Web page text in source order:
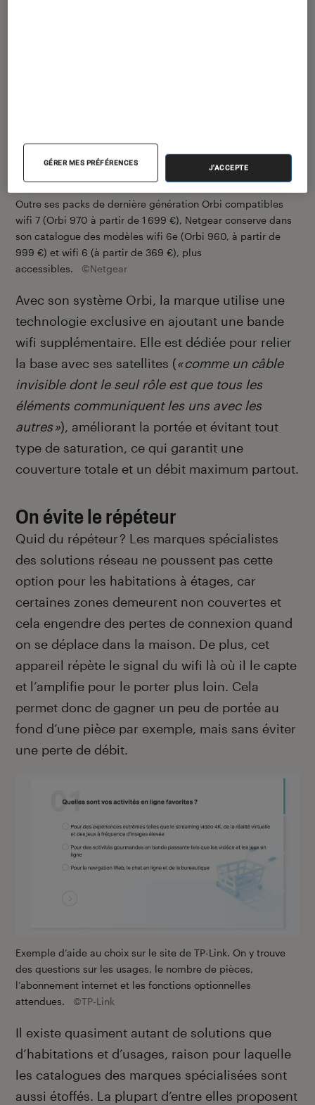
Outre ses packs de dernière génération Orbi compatibles
wifi 7 (Orbi 970 à partir de 1 699 €), Netgear conserve dans
son catalogue des modèles wifi 6e (Orbi 960, à partir de
999 €) et wifi 6 (à partir de 369 €), plus
accessibles.
©Netgear
Avec son système Orbi, la marque utilise une
technologie exclusive en ajoutant une bande
wifi supplémentaire. Elle est dédiée pour relier
la base avec ses satellites (« comme un câble
invisible dont le seul rôle est que tous les
éléments communiquent les uns avec les
autres »), améliorant la portée et évitant tout
type de saturation, ce qui garantit une
couverture totale et un débit maximum partout.
On évite le répéteur
Quid du répéteur ? Les marques spécialistes
des solutions réseau ne poussent pas cette
option pour les habitations à étages, car
certaines zones demeurent non couvertes et
cela engendre des pertes de connexion quand
on se déplace dans la maison. De plus, cet
appareil répète le signal du wifi là où il le capte
et l’amplifie pour le porter plus loin. Cela
permet donc de gagner un peu de portée au
fond d’une pièce par exemple, mais sans éviter
une perte de débit.
Exemple d’aide au choix sur le site de TP-Link. On y trouve
des questions sur les usages, le nombre de pièces,
l’abonnement internet et les fonctions optionnelles
attendues.
©TP-Link
Il existe quasiment autant de solutions que
d’habitations et d’usages, raison pour laquelle
les catalogues des marques spécialisées sont
aussi étoffés. La plupart d’entre elles proposent
GÉRER MES PRÉFÉRENCES
J'ACCEPTE